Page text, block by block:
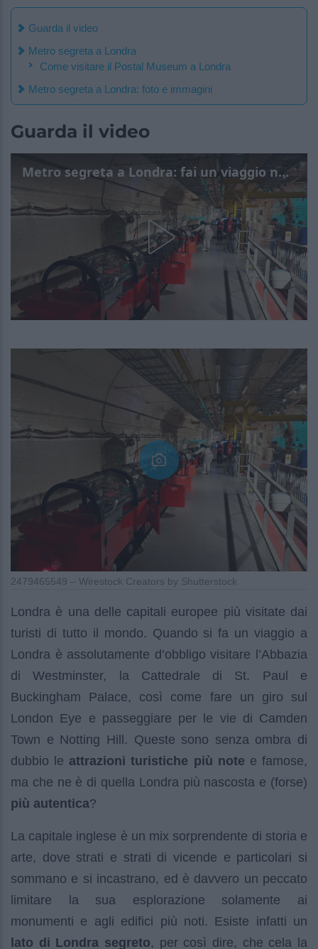
Guarda il video
Metro segreta a Londra
Come visitare il Postal Museum a Londra
Metro segreta a Londra: foto e immagini
Guarda il video
Metro segreta a Londra: fai un viaggio nei tunnel in disuso della Royal Mail
2479465549 – Wirestock Creators by Shutterstock
Londra è una delle capitali europee più visitate dai
turisti di tutto il mondo. Quando si fa un viaggio a
Londra è assolutamente d’obbligo visitare l’Abbazia
di Westminster, la Cattedrale di St. Paul e
Buckingham Palace, così come fare un giro sul
London Eye e passeggiare per le vie di Camden
Town e Notting Hill. Queste sono senza ombra di
dubbio le attrazioni turistiche più note e famose,
ma che ne è di quella Londra più nascosta e (forse)
più autentica?
La capitale inglese è un mix sorprendente di storia e
arte, dove strati e strati di vicende e particolari si
sommano e si incastrano, ed è davvero un peccato
limitare la sua esplorazione solamente ai
monumenti e agli edifici più noti. Esiste infatti un
lato di Londra segreto, per così dire, che cela la